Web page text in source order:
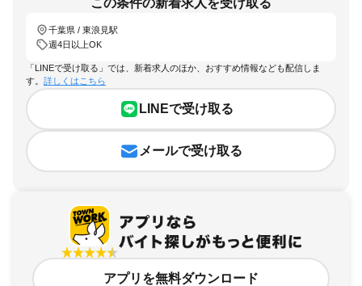
この条件の新着求人を受け取る
千葉県 / 東浪見駅
週4日以上OK
「LINEで受け取る」では、新着求人のほか、おすすめ情報なども配信しま
す。 詳しくはこちら
LINEで受け取る
メールで受け取る
アプリを無料ダウンロード